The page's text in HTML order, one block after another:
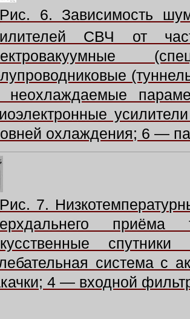
Рис. 6. Зависимость
СВЧ от
охлаждения; 6 —
Рис. 7.
приёма
система с
4 — входной